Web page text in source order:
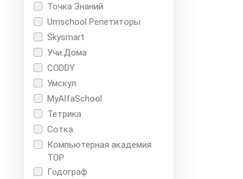
Точка Знаний
Umschool Репетиторы
Skysmart
Учи.Дома
CODDY
Умскул
MyAlfaSchool
Тетрика
Сотка
Компьютерная академия
TOP
Годограф